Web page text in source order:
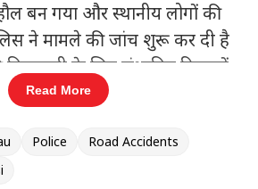
बन गया और स्थानीय लोगों की
ने मामले की जांच शुरू कर दी है
के लिए संभावित ठिकानों
है। इस घटना से पुलिस विभाग में शोक
Read More
Police
Road Accidents